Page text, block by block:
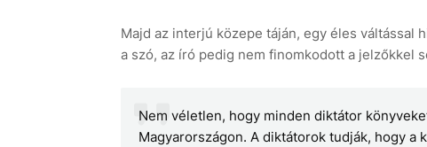
Majd az interjú közepe táján, egy éles váltással
a szó, az író pedig nem finomkodott a jelzőkkel
Nem véletlen, hogy minden diktátor
Magyarországon. A diktátorok tudják, hogy a